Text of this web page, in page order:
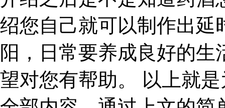
绍您自己就可以制作出延
阳，日常要养成良好的
望对您有帮助。 以上就